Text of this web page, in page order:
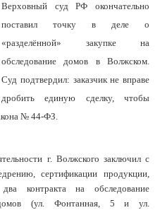
Верховный суд РФ окончательно
поставил точку в деле о
«разделённой» закупке на
обследование домов в Волжском.
Суд подтвердил: заказчик не вправе
дробить единую сделку, чтобы
№ 44-ФЗ.
г. Волжского заключил с
сертификации продукции,
контракта на обследование
домов (ул. Фонтанная, 5 и ул.